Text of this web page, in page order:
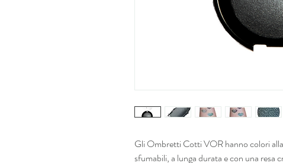
Gli Ombretti Cotti VOR hanno colori
sfumabili, a lunga durata e con una resa